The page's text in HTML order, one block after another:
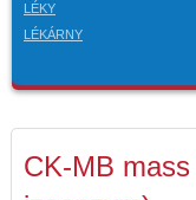
LÉKY
LÉKÁRNY
CK-MB